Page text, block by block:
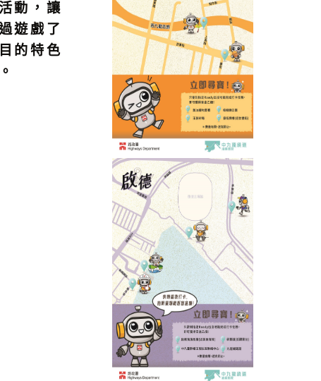
動，讓
遊戲了
的特色